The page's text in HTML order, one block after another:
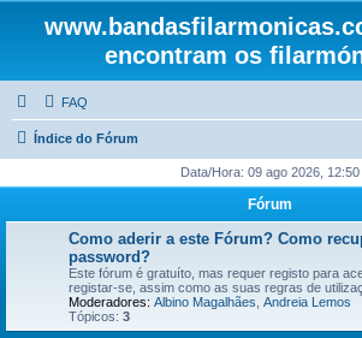
encontram os
FAQ
Índice do Fórum
Data/Hora: 09 ago 2026, 12:50
Fórum
Como aderir a este Fórum? Como
password?
Este fórum é gratuíto, mas requer registo para
registar-se, assim como as suas regras de
Moderadores: Albino Magalhães Andreia Lemos
Tópicos: 3